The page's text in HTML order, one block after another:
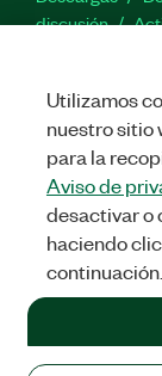
discusión
LEGAL|IMPRINT
©NATIONAL
RESERVADOS.
Utilizamos
nuestro sitio
para la
Aviso de
desactivar o
haciendo
continuación.